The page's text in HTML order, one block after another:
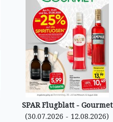
SPAR Flugblatt - Gourmet
(30.07.2026 - 12.08.2026)